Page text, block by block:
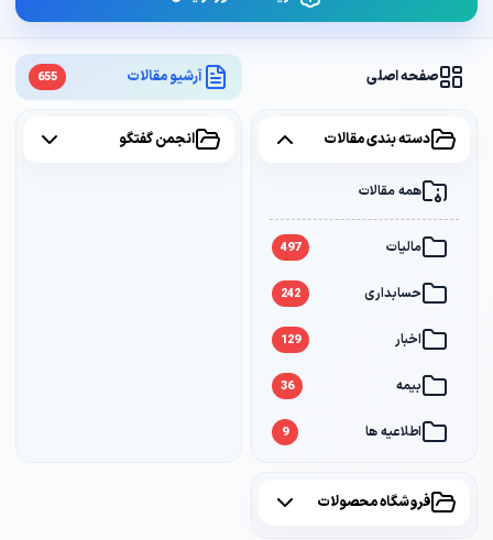
صفحه اصلی آرشیو مقالات 655
دسته بندی مقالات
همه مقالات
مالیات 497
حسابداری 242
اخبار 129
بیمه 36
اطلاعیه ها 9
انجمن گفتگو
فروشگاه محصولات